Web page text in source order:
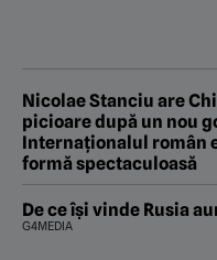
Nicolae Stanciu are
picioare după un nou
Internaționalul român
formă spectaculoasă
De ce își vinde Rusia
G4MEDIA